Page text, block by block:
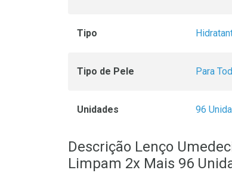
Tipo
Tipo de Pele Para
Unidades 96
Descrição Lenço
Limpam 2x Mais 96